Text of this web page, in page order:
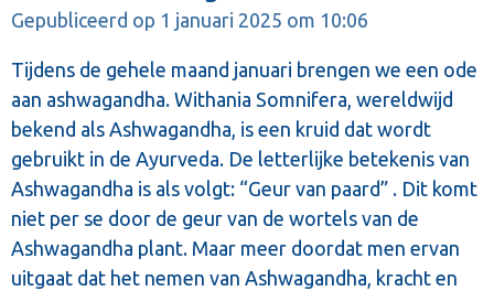
Gepubliceerd op 1 januari 2025 om 10:06
Tijdens de gehele maand januari brengen we een ode
aan ashwagandha. Withania Somnifera, wereldwijd
bekend als Ashwagandha, is een kruid dat wordt
gebruikt in de Ayurveda. De letterlijke betekenis van
Ashwagandha is als volgt: “Geur van paard” . Dit komt
niet per se door de geur van de wortels van de
Ashwagandha plant. Maar meer doordat men ervan
uitgaat dat het nemen van Ashwagandha, kracht en